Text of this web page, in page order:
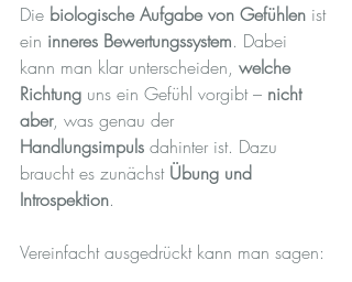
Die biologische Aufgabe von Gefühlen ist
ein inneres Bewertungssystem. Dabei
kann man klar unterscheiden, welche
Richtung uns ein Gefühl vorgibt – nicht
aber, was genau der
Handlungsimpuls dahinter ist. Dazu
braucht es zunächst Übung und
Introspektion.
Vereinfacht ausgedrückt kann man sagen: